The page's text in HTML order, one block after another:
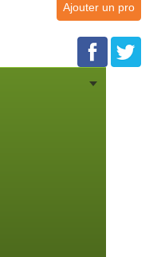
Ajouter un pro